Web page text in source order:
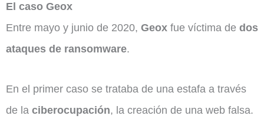
El caso Geox
Entre mayo y junio de 2020, Geox fue víctima de dos
ataques de ransomware.
En el primer caso se trataba de una estafa a través
de la ciberocupación, la creación de una web falsa.